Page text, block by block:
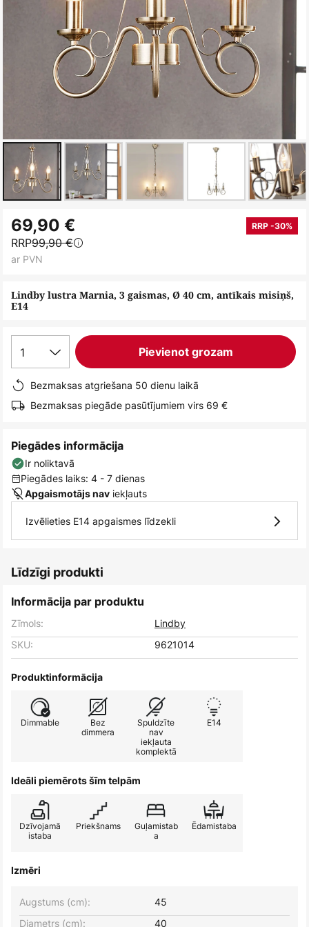
uz
galerijas
sākumu
Lindby lustra Marnia, 3 gaismas, Ø 40 cm, antīkais misiņš,
E14
69,90 € RRP -30%
RRP99,90 €
ar PVN
1 Pievienot grozam
Bezmaksas atgriešana 50 dienu laikā
Bezmaksas piegāde pasūtījumiem virs 69 €
Piegādes informācija
Ir noliktavā
Piegādes laiks: 4 - 7 dienas
Apgaismotājs nav iekļauts
Izvēlieties E14 apgaismes līdzekli
Līdzīgi produkti
Informācija par produktu
Zīmols:
Lindby
SKU:
9621014
Produktinformācija
Dimmable
Bez
dimmera
Spuldzīte
nav
iekļauta
komplektā
E14
Ideāli piemērots šīm telpām
Dzīvojamā
istaba
Priekšnams
Guļamistab
a
Ēdamistaba
Izmēri
Augstums (cm):
45
Diametrs (cm):
40